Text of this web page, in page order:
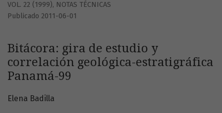
VOL. 22 (1999), NOTAS TÉCNICAS
Bitácora: gira de estudio y
correlación geológica-estratigráfica
Panamá-99
Publicado 2011-06-01
Elena Badilla